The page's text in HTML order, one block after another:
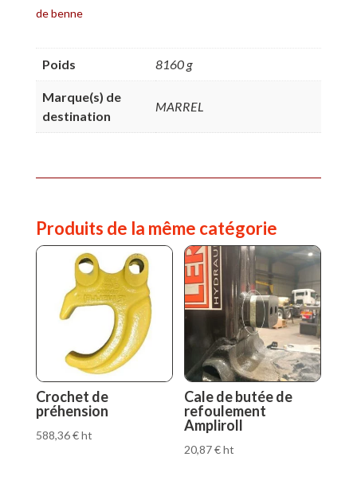
de benne
Poids 8160 g
Marque(s) de
destination
MARREL
Produits de la même catégorie
Crochet de
préhension
588,36€ht
Cale de butée de
refoulement
Ampliroll
20,87€ht